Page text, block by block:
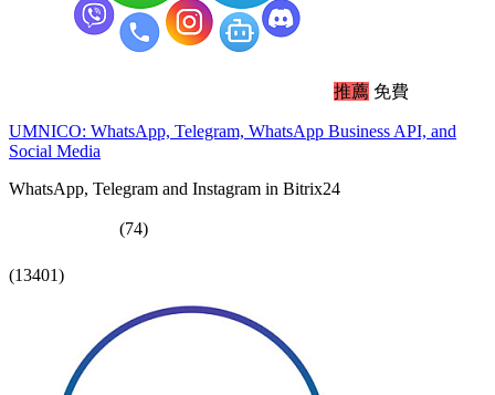
推薦 免費
UMNICO: WhatsApp, Telegram, WhatsApp Business API, and
Social Media
WhatsApp, Telegram and Instagram in Bitrix24
(74)
(13401)